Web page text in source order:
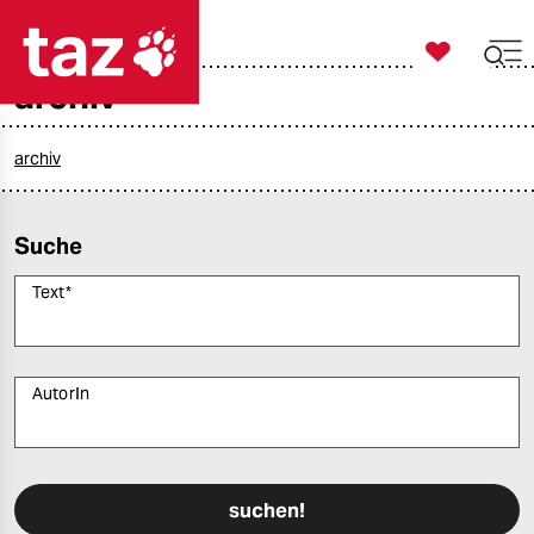
politik
gesellschaft
sport

taz zahl ich
archiv
archiv
Suche
Text*
AutorIn